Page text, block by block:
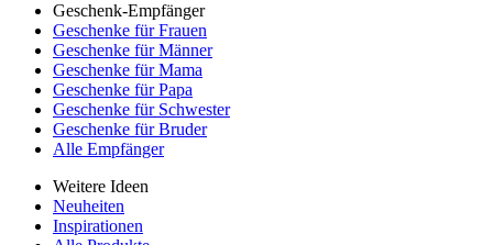
Geschenk-Empfänger
Geschenke für Frauen
Geschenke für Männer
Geschenke für Mama
Geschenke für Papa
Geschenke für Schwester
Geschenke für Bruder
Alle Empfänger
Weitere Ideen
Neuheiten
Inspirationen